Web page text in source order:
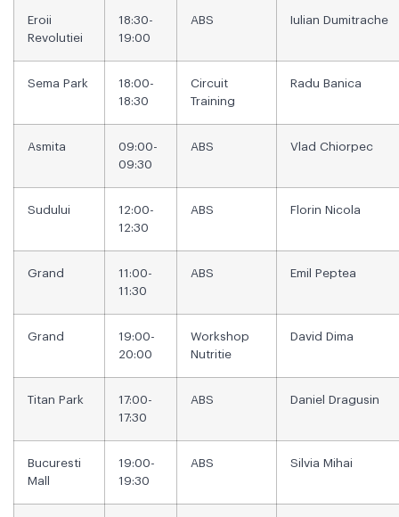
Eroii
Revolutiei
18:30-
19:00
ABS Iulian Dumitrache
Sema Park
18:00-
18:30
Circuit
Training
Radu Banica
Asmita
09:00-
09:30
ABS Vlad Chiorpec
Sudului
12:00-
12:30
ABS Florin Nicola
Grand
11:00-
11:30
ABS Emil Peptea
Grand
19:00-
20:00
Workshop
Nutritie
David Dima
Titan Park
17:00-
17:30
ABS Daniel Dragusin
Bucuresti
Mall
19:00-
19:30
ABS Silvia Mihai